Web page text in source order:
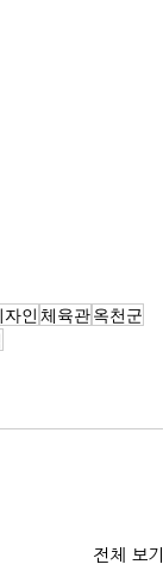
인 체육관옥천군
전체 보기